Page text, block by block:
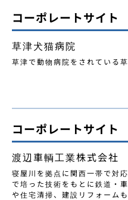
コーポレートサイト
草津犬猫病院
草津で動物病院をされている
コーポレートサイト
渡辺車輌工業株式会社
寝屋川を拠点に関西一帯で対
で培った技術をもとに鉄道・
や住宅清掃、建設リフォームも